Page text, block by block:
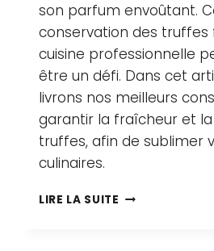
son parfum envoûtant.
conservation des truffes
cuisine professionnelle
être un défi. Dans cet
livrons nos meilleurs
garantir la fraîcheur et
truffes, afin de sublimer
culinaires.
LIRE LA SUITE CONSERVER